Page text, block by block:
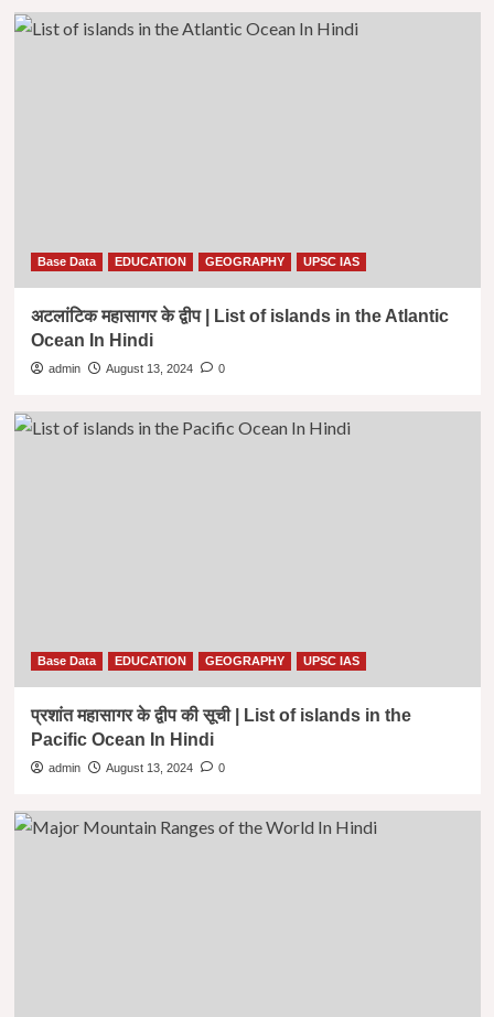
Base Data EDUCATION GEOGRAPHY UPSC IAS
अटलांटिक महासागर के द्वीप | List of islands in the Atlantic
Ocean In Hindi
admin August 13, 2024 0
Base Data EDUCATION GEOGRAPHY UPSC IAS
प्रशांत महासागर के द्वीप की सूची | List of islands in the
Pacific Ocean In Hindi
admin August 13, 2024 0